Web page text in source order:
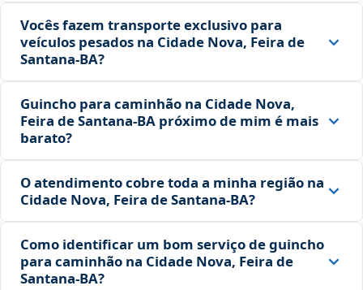
Vocês fazem transporte exclusivo para
veículos pesados na Cidade Nova, Feira de
Santana‑BA?
Guincho para caminhão na Cidade Nova,
Feira de Santana‑BA próximo de mim é mais
barato?
O atendimento cobre toda a minha região na
Cidade Nova, Feira de Santana‑BA?
Como identificar um bom serviço de guincho
para caminhão na Cidade Nova, Feira de
Santana‑BA?